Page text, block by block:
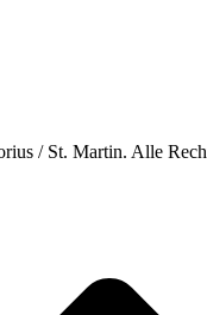
/ St. Martin. Alle